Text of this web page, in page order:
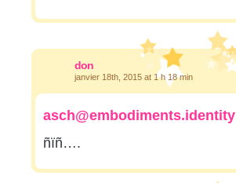
don
janvier 18th, 2015 at 1 h 18 min
asch@embodiments.identity
ñïñ….